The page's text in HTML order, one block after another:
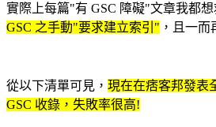
實際上每篇"有 GSC 障礙"文章我都
GSC 之手動"要求建立索引" ，且一而
從以下清單可見， 現在在痞客邦發表
GSC 收錄，失敗率很高!